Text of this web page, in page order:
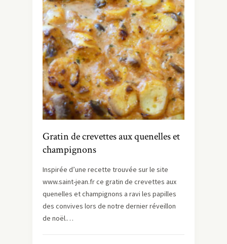
Gratin de crevettes aux quenelles et
champignons
Inspirée d’une recette trouvée sur le site
www.saint-jean.fr ce gratin de crevettes aux
quenelles et champignons a ravi les papilles
des convives lors de notre dernier réveillon
de noël.…